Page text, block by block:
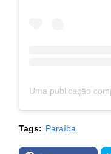
Tags: Paraíba